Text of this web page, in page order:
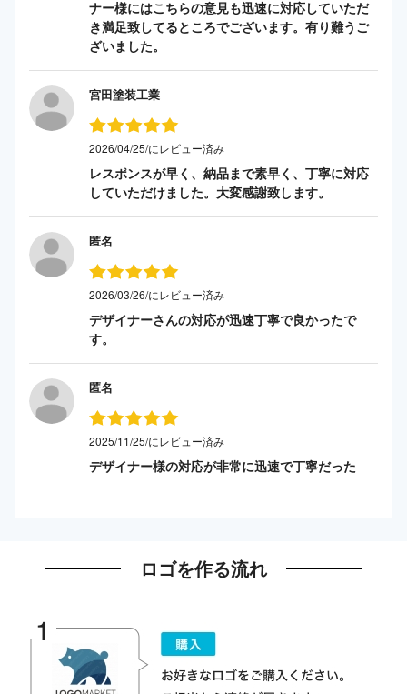
ナー様にはこちらの意見も迅速に対応していただ
き満足致してるところでございます。有り難うご
ざいました。
宮田塗装工業
2026/04/25/にレビュー済み
レスポンスが早く、納品まで素早く、丁寧に対応
していただけました。大変感謝致します。
匿名
2026/03/26/にレビュー済み
デザイナーさんの対応が迅速丁寧で良かったで
す。
匿名
2025/11/25/にレビュー済み
デザイナー様の対応が非常に迅速で丁寧だった
ロゴを作る流れ